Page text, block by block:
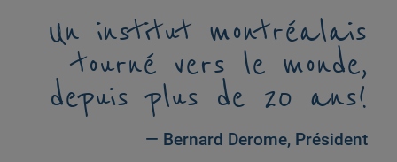
Un institut montréalais
tourné vers le monde,
depuis plus de 20 ans!
— Bernard Derome, Président